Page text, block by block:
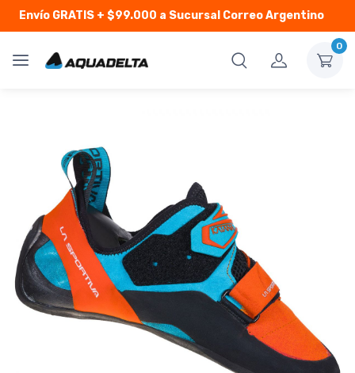
Envío GRATIS+ $99.000 a Sucursal Correo Argentino
0